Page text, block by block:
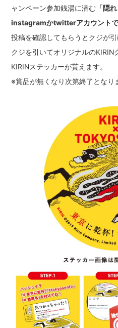
ャンペーン参加銭湯に潜む 「隠
instagramかtwitterアカウント
投稿を確認してもらうとクジが
クジを引いてオリジナルのKIRIN
KIRINステッカーが貰えます。
※賞品が無くなり次第終了となり